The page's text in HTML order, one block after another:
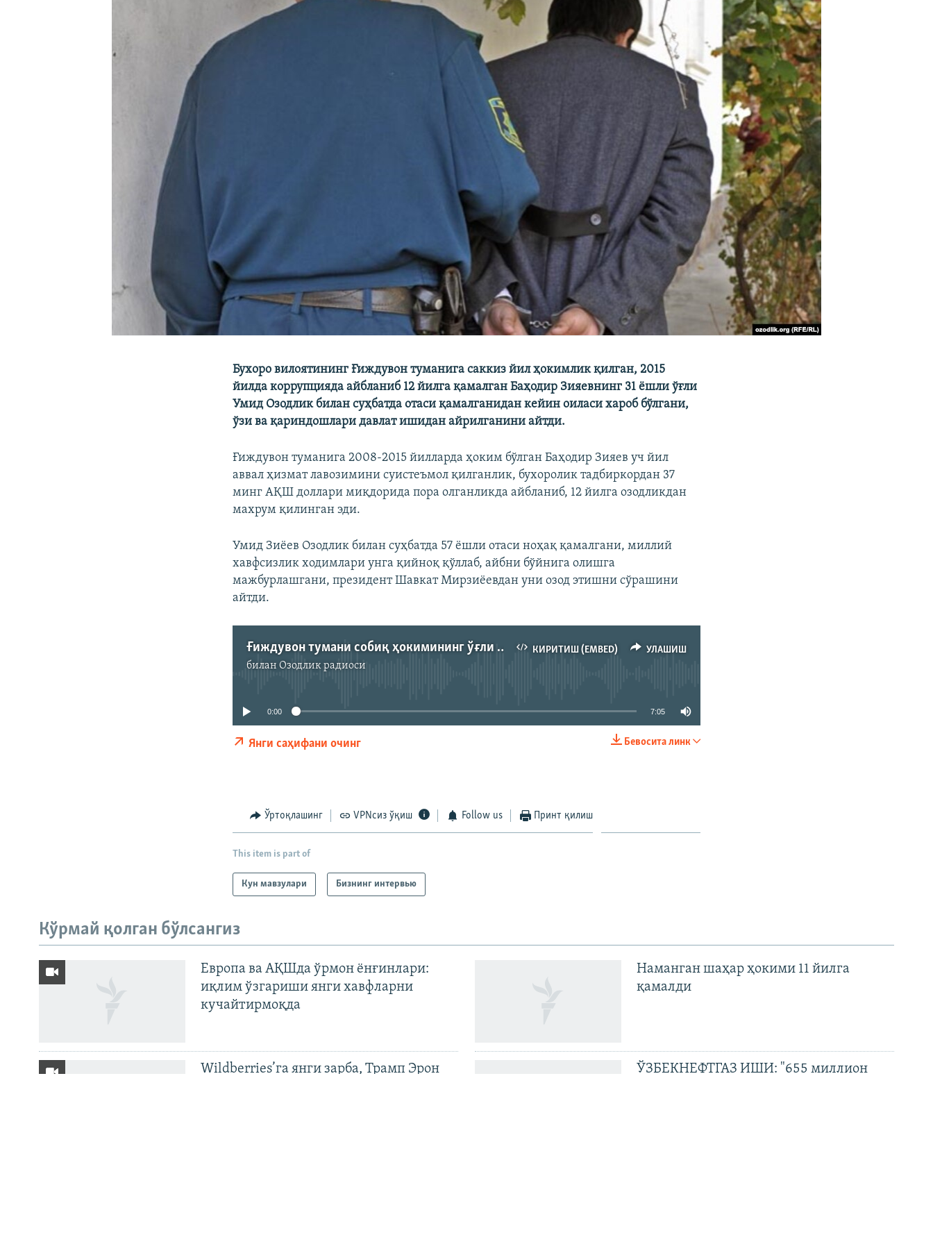
ИЖТИМОИЙ ТАРМОҚЛАР
Бухоро вилоятининг Ғиждувон туманига саккиз йил ҳокимлик қилган, 2015
йилда коррупцияда айбланиб 12 йилга қамалган Баҳодир Зияевнинг 31 ёшли ўғли
Умид Озодлик билан суҳбатда отаси қамалганидан кейин оиласи хароб бўлгани,
ўзи ва қариндошлари давлат ишидан айрилганини айтди.
Ғиждувон туманига 2008-2015 йилларда ҳоким бўлган Баҳодир Зияев уч йил
аввал ҳизмат лавозимини суистеъмол қилганлик, бухоролик тадбиркордан 37
минг АҚШ доллари миқдорида пора олганликда айбланиб, 12 йилга озодликдан
махрум қилинган эди.
Умид Зиёев Озодлик билан суҳбатда 57 ёшли отаси ноҳақ қамалгани, миллий
хавфсизлик ходимлари унга қийноқ қўллаб, айбни бўйнига олишга
мажбурлашгани, президент Шавкат Мирзиёевдан уни озод этишни сўрашини
айтди.
КИРИТИШ (EMBED) УЛАШИШ
Ғиждувон тумани собиқ ҳокимининг ўғли Умид Зиёев билан суҳбат.
биланОзодлик радиоси
0:00 7:05
Бевосита линк
Янги саҳифани очинг
Ўртоқлашинг VPNсиз ўқиш Follow us Принт қилиш
This item is part of
Кун мавзулари Бизнинг интервью
Кўрмай қолган бўлсангиз
Европа ва АҚШда ўрмон ёнғинлари:
иқлим ўзгариши янги хавфларни
кучайтирмоқда
Wildberries’га янги зарба, Трамп Эрон
Наманган шаҳар ҳокими 11 йилга
қамалди
ЎЗБЕКНЕФТГАЗ ИШИ: "655 миллион